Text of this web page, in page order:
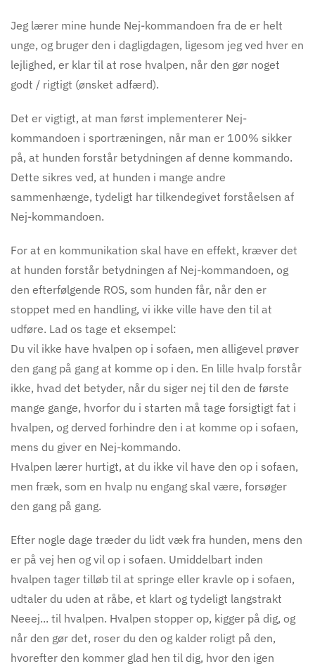
Jeg lærer mine hunde Nej-kommandoen fra de er helt
unge, og bruger den i dagligdagen, ligesom jeg ved hver en
lejlighed, er klar til at rose hvalpen, når den gør noget
godt / rigtigt (ønsket adfærd).
Det er vigtigt, at man først implementerer Nej-
kommandoen i sportræningen, når man er 100% sikker
på, at hunden forstår betydningen af denne kommando.
Dette sikres ved, at hunden i mange andre
sammenhænge, tydeligt har tilkendegivet forståelsen af
Nej-kommandoen.
For at en kommunikation skal have en effekt, kræver det
at hunden forstår betydningen af Nej-kommandoen, og
den efterfølgende ROS, som hunden får, når den er
stoppet med en handling, vi ikke ville have den til at
udføre. Lad os tage et eksempel:
Du vil ikke have hvalpen op i sofaen, men alligevel prøver
den gang på gang at komme op i den. En lille hvalp forstår
ikke, hvad det betyder, når du siger nej til den de første
mange gange, hvorfor du i starten må tage forsigtigt fat i
hvalpen, og derved forhindre den i at komme op i sofaen,
mens du giver en Nej-kommando.
Hvalpen lærer hurtigt, at du ikke vil have den op i sofaen,
men fræk, som en hvalp nu engang skal være, forsøger
den gang på gang.
Efter nogle dage træder du lidt væk fra hunden, mens den
er på vej hen og vil op i sofaen. Umiddelbart inden
hvalpen tager tilløb til at springe eller kravle op i sofaen,
udtaler du uden at råbe, et klart og tydeligt langstrakt
Neeej... til hvalpen. Hvalpen stopper op, kigger på dig, og
når den gør det, roser du den og kalder roligt på den,
hvorefter den kommer glad hen til dig, hvor den igen